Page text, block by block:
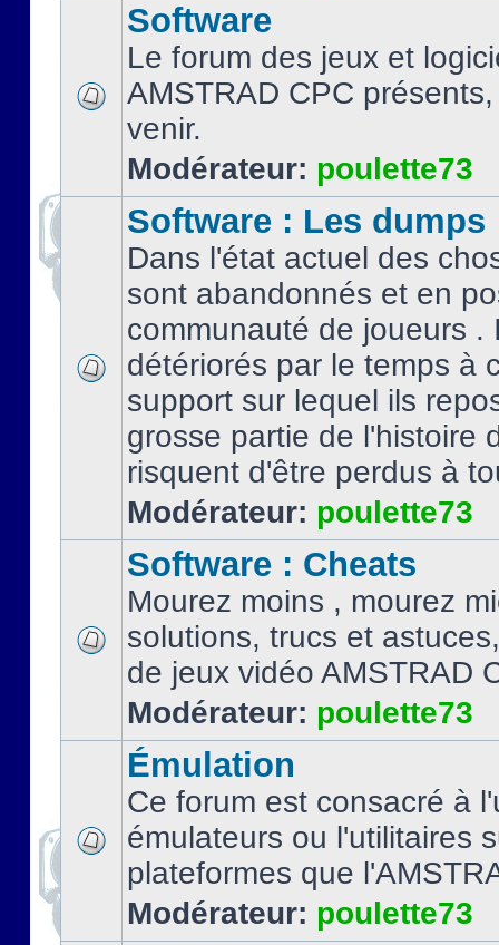
Software
Le forum des jeux et
AMSTRAD CPC
venir.
Modérateur: poulette73
Software : Les dumps
Dans l'état actuel des
sont abandonnés et en
communauté de joueurs .
détériorés par le temps à
support sur lequel ils
grosse partie de l'histoire
risquent d'être perdus à
Modérateur: poulette73
Software : Cheats
Mourez moins , mourez
solutions, trucs et
de jeux vidéo AMSTRAD
Modérateur: poulette73
Émulation
Ce forum est consacré à
émulateurs ou l'utilitaires
plateformes que
Modérateur: poulette73